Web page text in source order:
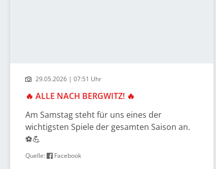
29.05.2026 | 07:51 Uhr
🔥 ALLE NACH BERGWITZ! 🔥
Am Samstag steht für uns eines der
wichtigsten Spiele der gesamten Saison an.
⚽💪
Quelle: Facebook